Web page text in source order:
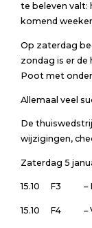
te beleven valt:
komend
Op zaterdag
zondag is er de
Poot met onder
Allemaal veel
De
wijzigingen,
Zaterdag 5
15.10 F3 –
15.10 F4 –